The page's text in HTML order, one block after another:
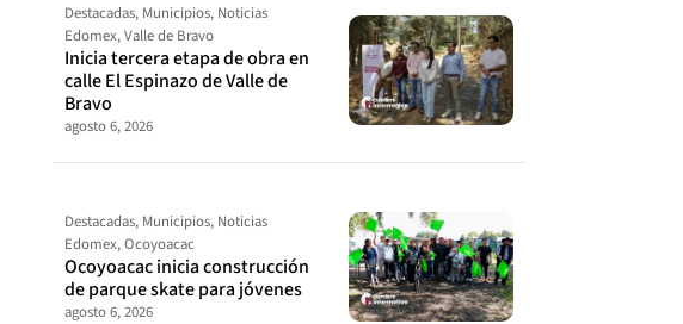
Destacadas, Municipios, Noticias
Edomex,Valle de Bravo
Inicia tercera etapa de obra en
calle El Espinazo de Valle de
Bravo
agosto 6, 2026
Destacadas, Municipios, Noticias
Edomex,Ocoyoacac
Ocoyoacac inicia construcción
de parque skate para jóvenes
agosto 6, 2026